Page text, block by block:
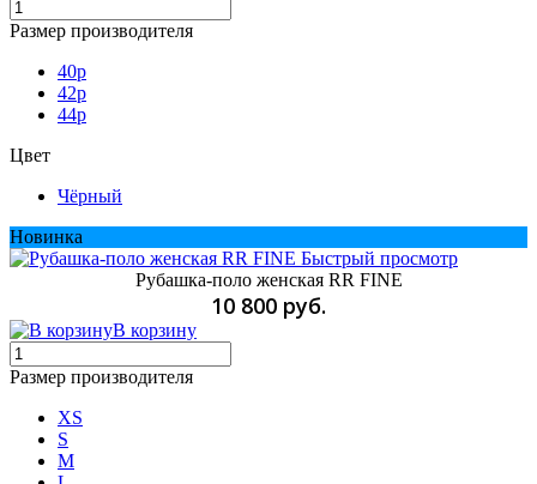
Размер производителя
40р
42р
44p
Цвет
Чёрный
Новинка
Быстрый просмотр
Рубашка-поло женская RR FINE
10 800 руб.
В корзину
Размер производителя
XS
S
M